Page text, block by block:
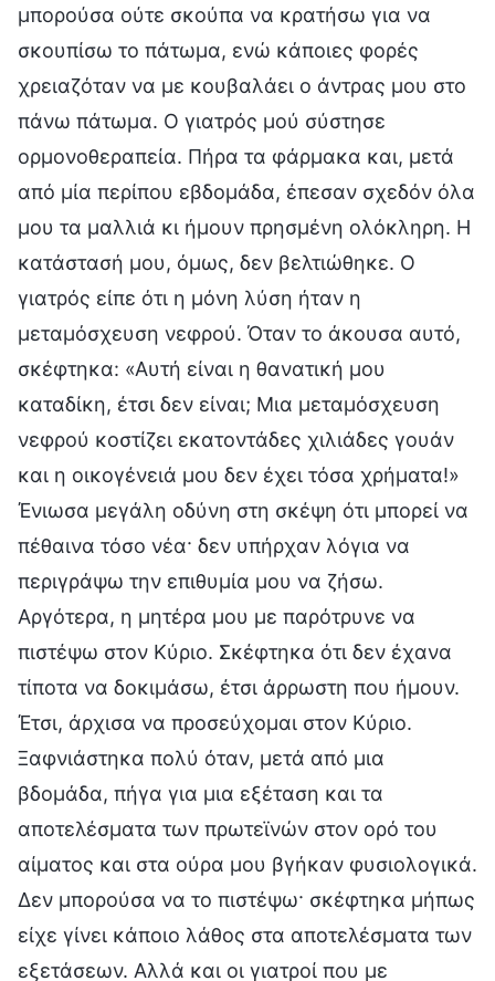
μπορούσα ούτε σκούπα να κρατήσω για να
σκουπίσω το πάτωμα, ενώ κάποιες φορές
χρειαζόταν να με κουβαλάει ο άντρας μου στο
πάνω πάτωμα. Ο γιατρός μού σύστησε
ορμονοθεραπεία. Πήρα τα φάρμακα και, μετά
από μία περίπου εβδομάδα, έπεσαν σχεδόν όλα
μου τα μαλλιά κι ήμουν πρησμένη ολόκληρη. Η
κατάστασή μου, όμως, δεν βελτιώθηκε. Ο
γιατρός είπε ότι η μόνη λύση ήταν η
μεταμόσχευση νεφρού. Όταν το άκουσα αυτό,
σκέφτηκα: «Αυτή είναι η θανατική μου
καταδίκη, έτσι δεν είναι; Μια μεταμόσχευση
νεφρού κοστίζει εκατοντάδες χιλιάδες γουάν
και η οικογένειά μου δεν έχει τόσα χρήματα!»
Ένιωσα μεγάλη οδύνη στη σκέψη ότι μπορεί να
πέθαινα τόσο νέα· δεν υπήρχαν λόγια να
περιγράψω την επιθυμία μου να ζήσω.
Αργότερα, η μητέρα μου με παρότρυνε να
πιστέψω στον Κύριο. Σκέφτηκα ότι δεν έχανα
τίποτα να δοκιμάσω, έτσι άρρωστη που ήμουν.
Έτσι, άρχισα να προσεύχομαι στον Κύριο.
Ξαφνιάστηκα πολύ όταν, μετά από μια
βδομάδα, πήγα για μια εξέταση και τα
αποτελέσματα των πρωτεϊνών στον ορό του
αίματος και στα ούρα μου βγήκαν φυσιολογικά.
Δεν μπορούσα να το πιστέψω· σκέφτηκα μήπως
είχε γίνει κάποιο λάθος στα αποτελέσματα των
εξετάσεων. Αλλά και οι γιατροί που με